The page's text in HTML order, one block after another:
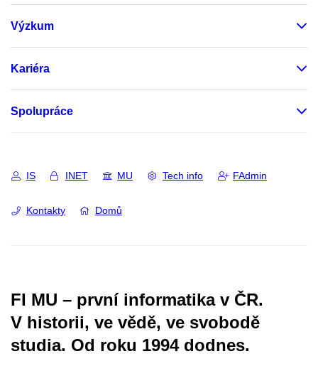
Výzkum
Kariéra
Spolupráce
IS INET MU Tech info FAdmin
Kontakty Domů
FI MU – první informatika v ČR.
V historii, ve vědě, ve svobodě
studia. Od roku 1994 dodnes.